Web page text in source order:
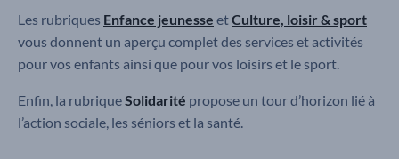
Les rubriques Enfance jeunesse etCulture, loisir & sport
vous donnent un aperçu complet des services et activités
pour vos enfants ainsi que pour vos loisirs et le sport.
Enfin, la rubriqueSolidarité propose un tour d’horizon lié à
l’action sociale, les séniors et la santé.